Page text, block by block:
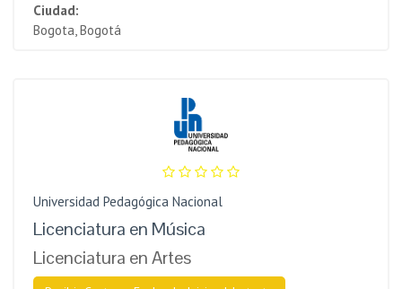
Ciudad:
Bogota, Bogotá
Universidad Pedagógica Nacional
Licenciatura en Música
Licenciatura en Artes